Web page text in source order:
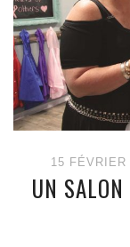
15 FÉVRIER
UN